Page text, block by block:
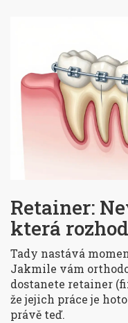
Retainer:
která
Tady nastává
Jakmile vám
dostanete retainer
že jejich práce je
právě teď.